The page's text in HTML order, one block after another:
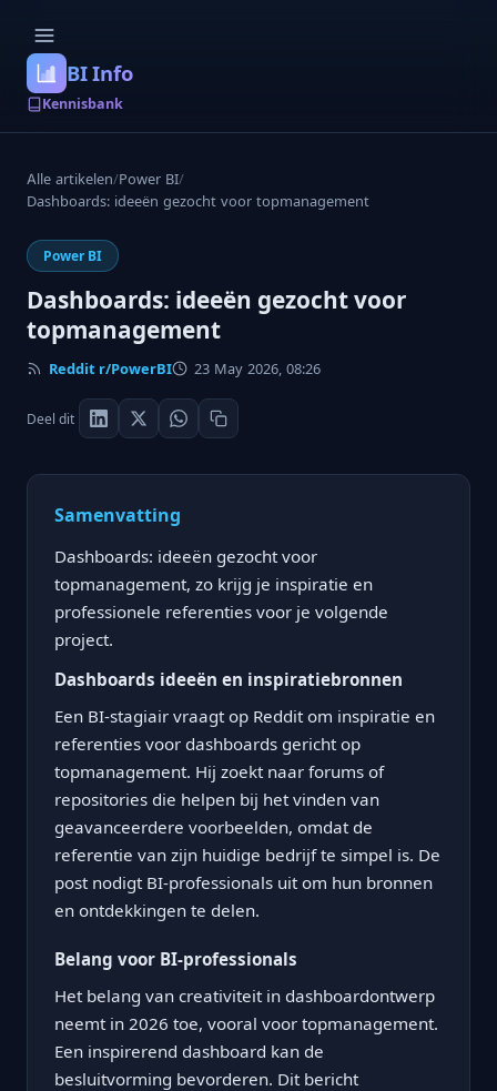
BI Info
Kennisbank
Alle artikelen/Power BI/
Dashboards: ideeën gezocht voor topmanagement
Power BI
Dashboards: ideeën gezocht voor
topmanagement
Reddit r/PowerBI 23 May 2026, 08:26
Deel dit
Samenvatting
Dashboards: ideeën gezocht voor
topmanagement, zo krijg je inspiratie en
professionele referenties voor je volgende
project.
Dashboards ideeën en inspiratiebronnen
Een BI-stagiair vraagt op Reddit om inspiratie en
referenties voor dashboards gericht op
topmanagement. Hij zoekt naar forums of
repositories die helpen bij het vinden van
geavanceerdere voorbeelden, omdat de
referentie van zijn huidige bedrijf te simpel is. De
post nodigt BI-professionals uit om hun bronnen
en ontdekkingen te delen.
Belang voor BI-professionals
Het belang van creativiteit in dashboardontwerp
neemt in 2026 toe, vooral voor topmanagement.
Een inspirerend dashboard kan de
besluitvorming bevorderen. Dit bericht